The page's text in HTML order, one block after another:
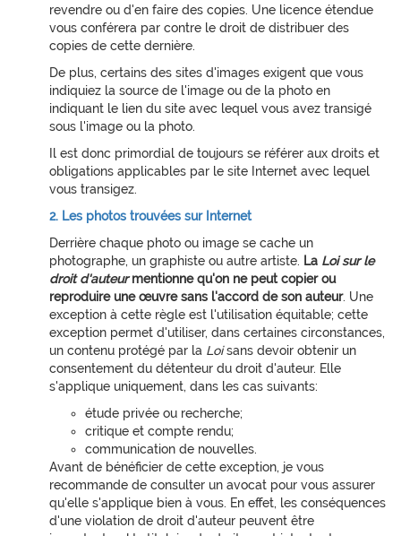
revendre ou d'en faire des copies. Une licence étendue
vous conférera par contre le droit de distribuer des
copies de cette dernière.
De plus, certains des sites d'images exigent que vous
indiquiez la source de l'image ou de la photo en
indiquant le lien du site avec lequel vous avez transigé
sous l'image ou la photo.
Il est donc primordial de toujours se référer aux droits et
obligations applicables par le site Internet avec lequel
vous transigez.
2. Les photos trouvées sur Internet
Derrière chaque photo ou image se cache un
photographe, un graphiste ou autre artiste. La Loi sur le
droit d'auteurmentionne qu'on ne peut copier ou
reproduire une œuvre sans l'accord de son auteur. Une
exception à cette règle est l'utilisation équitable; cette
exception permet d'utiliser, dans certaines circonstances,
un contenu protégé par la Loisans devoir obtenir un
consentement du détenteur du droit d'auteur. Elle
s'applique uniquement, dans les cas suivants:
étude privée ou recherche;
critique et compte rendu;
communication de nouvelles.
Avant de bénéficier de cette exception, je vous
recommande de consulter un avocat pour vous assurer
qu'elle s'applique bien à vous. En effet, les conséquences
d'une violation de droit d'auteur peuvent être